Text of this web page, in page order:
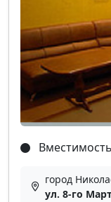
город
ул. 8-го